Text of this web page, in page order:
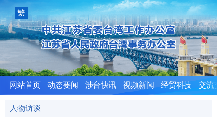
繁
體
版
网站首页 动态要闻 涉台快讯 视频新闻 经贸科技 交流
人物访谈